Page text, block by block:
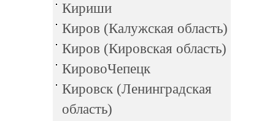
Кириши
Киров (Калужская область)
Киров (Кировская область)
КировоЧепецк
Кировск (Ленинградская
область)